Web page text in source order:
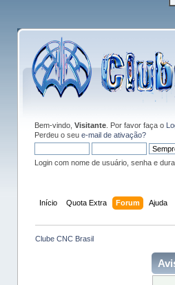
Bem-vindo, Visitante. Por favor faça o
Perdeu o seu e-mail de ativação?
Login com nome de usuário, senha e
Início Quota Extra Forum Ajuda
Clube CNC Brasil